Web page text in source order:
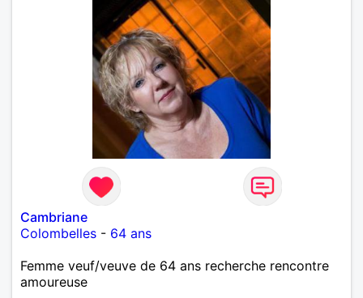
Cambriane
Colombelles - 64 ans
Femme veuf/veuve de 64 ans recherche rencontre
amoureuse